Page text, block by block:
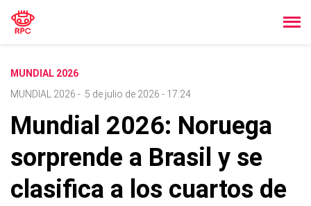
MUNDIAL 2026
MUNDIAL 2026 - 5 de julio de 2026 - 17:24
Mundial 2026: Noruega
sorprende a Brasil y se
clasifica a los cuartos de